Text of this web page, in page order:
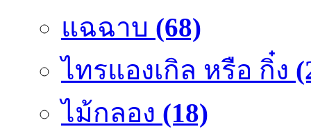
แฉฉาบ (68)
ไทรแองเกิล หรือ กิ๋ง
ไม้กลอง (18)